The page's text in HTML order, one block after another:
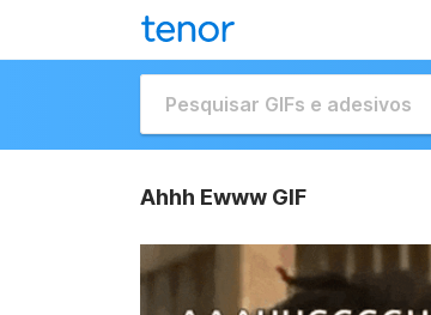
Ahhh Ewww GIF